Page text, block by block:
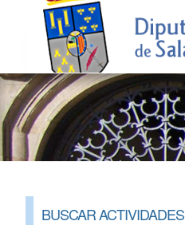
BUSCAR ACTIVIDADES